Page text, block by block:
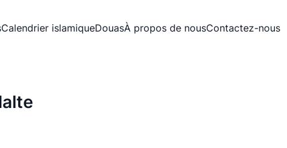
Calendrier islamiqueDouasÀ propos de nousContactez-nous